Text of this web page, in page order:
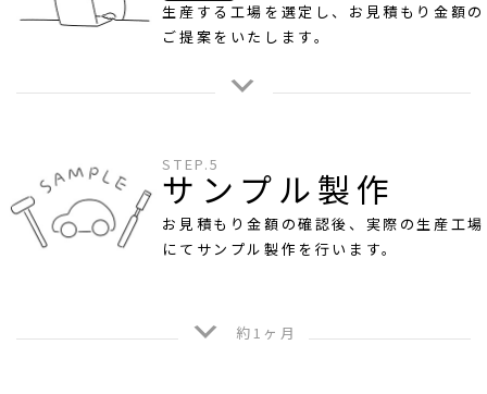
生産する工場を選定し、お見積もり金額の
ご提案をいたします。
STEP.5
サンプル製作
お見積もり金額の確認後、実際の生産工場
にてサンプル製作を行います。
約1ヶ月